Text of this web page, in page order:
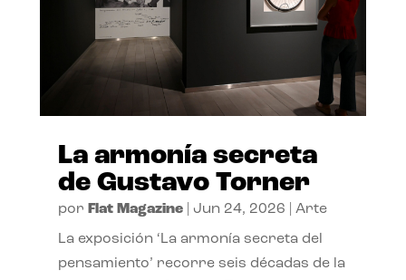
La armonía secreta
de Gustavo Torner
por Flat Magazine| Jun 24, 2026 Arte
La exposición ‘La armonía secreta del
pensamiento’ recorre seis décadas de la